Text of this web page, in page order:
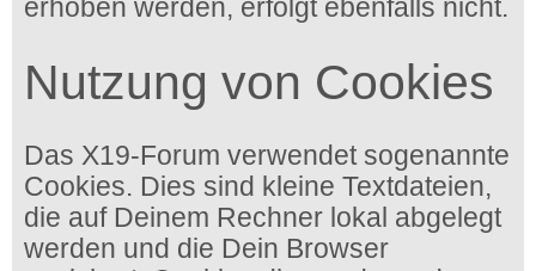
erhoben werden, erfolgt ebenfalls nicht.
Nutzung von Cookies
Das X19-Forum verwendet sogenannte
Cookies. Dies sind kleine Textdateien,
die auf Deinem Rechner lokal abgelegt
werden und die Dein Browser